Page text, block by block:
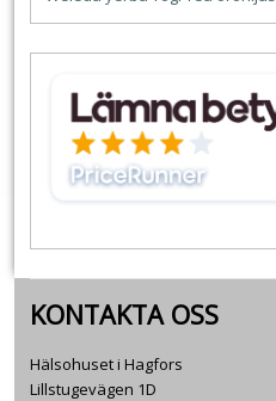
KONTAKTA OSS
Hälsohuset i Hagfors
Lillstugevägen 1D